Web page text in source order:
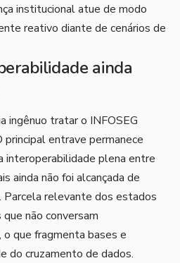
institucional atue de modo
reativo diante de cenários de
ainda
ingênuo tratar o INFOSEG
principal entrave permanece
interoperabilidade plena entre
ainda não foi alcançada de
Parcela relevante dos estados
não conversam
que fragmenta bases e
do cruzamento de dados.